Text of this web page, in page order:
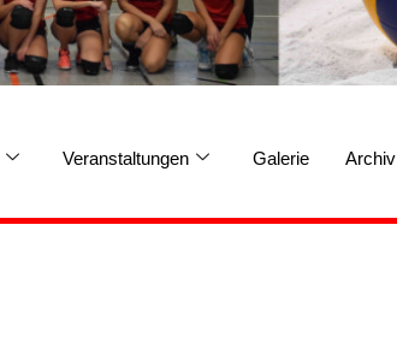
Veranstaltungen Galerie Archiv